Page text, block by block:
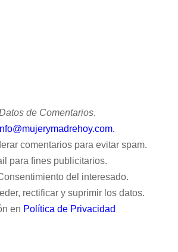
de Comentarios.
comentarios para evitar spam.
para fines publicitarios.
del interesado.
rectificar y suprimir los datos.
en Política de Privacidad